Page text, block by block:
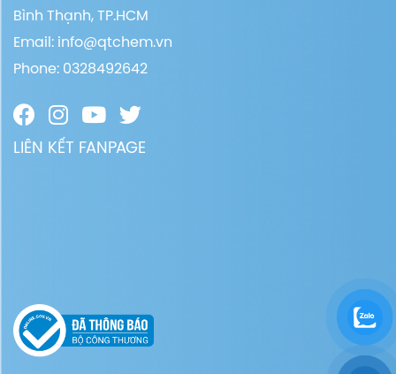
Bình Thạnh, TP.HCM
Email: info@qtchem.vn
Phone: 0328492642
LIÊN KẾT FANPAGE